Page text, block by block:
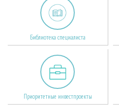
Библиотека специалиста
Приоритетные инвестпроекты